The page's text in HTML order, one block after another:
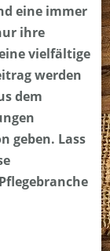
eine immer
ihre
vielfältige
werden
dem
geben. Lass